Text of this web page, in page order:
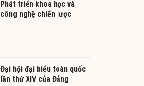
Phát triển khoa học và
công nghệ chiến lược
Đại hội đại biểu toàn quốc
lần thứ XIV của Đảng